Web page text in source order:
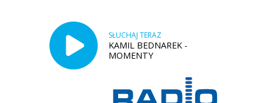
SŁUCHAJ TERAZ
KAMIL BEDNAREK -
MOMENTY